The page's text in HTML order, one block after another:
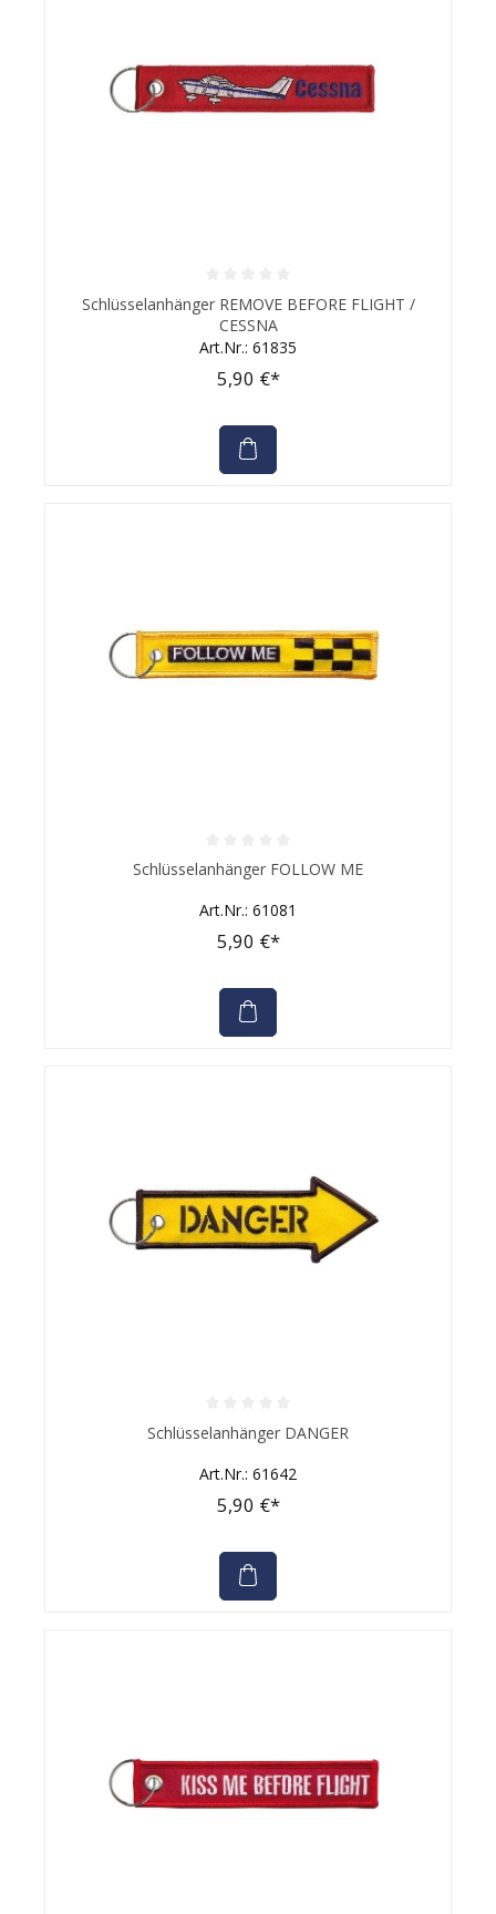
Durchschnittliche Bewertung von 0 von 5 Sternen
Schlüsselanhänger REMOVE BEFORE FLIGHT /
CESSNA
Art.Nr.: 61835
5,90 €*
Durchschnittliche Bewertung von 0 von 5 Sternen
Schlüsselanhänger FOLLOW ME
Art.Nr.: 61081
5,90 €*
Durchschnittliche Bewertung von 0 von 5 Sternen
Schlüsselanhänger DANGER
Art.Nr.: 61642
5,90 €*